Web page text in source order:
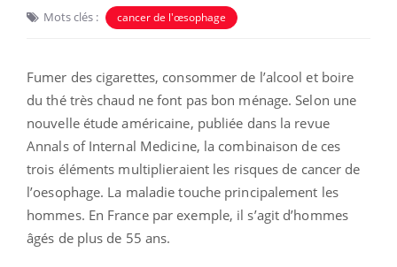
Mots clés : cancer de l'œsophage
Fumer des cigarettes, consommer de l’alcool et boire
du thé très chaud ne font pas bon ménage. Selon une
nouvelle étude américaine, publiée dans la revue
Annals of Internal Medicine, la combinaison de ces
trois éléments multiplieraient les risques de cancer de
l’oesophage. La maladie touche principalement les
hommes. En France par exemple, il s’agit d’hommes
âgés de plus de 55 ans.